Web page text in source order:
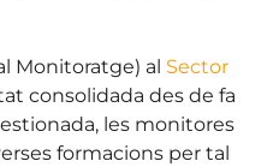
Monitoratge) al Sector
consolidada des de fa
les monitores
formacions per tal